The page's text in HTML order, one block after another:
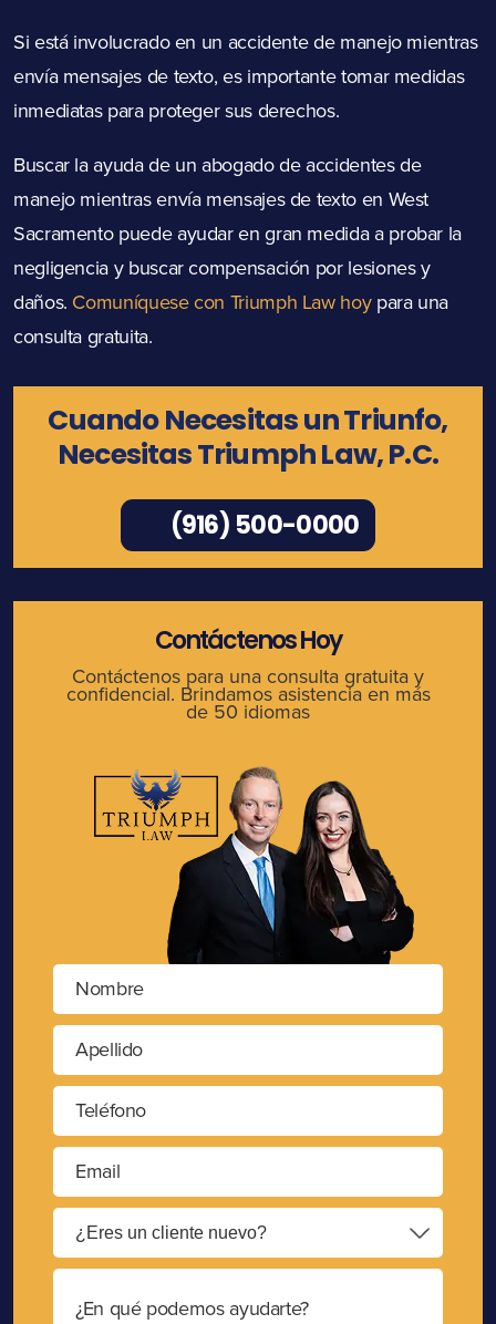
Si está involucrado en un accidente de manejo mientras
envía mensajes de texto, es importante tomar medidas
inmediatas para proteger sus derechos.
Buscar la ayuda de un abogado de accidentes de
manejo mientras envía mensajes de texto en West
Sacramento puede ayudar en gran medida a probar la
negligencia y buscar compensación por lesiones y
daños. Comuníquese con Triumph Law hoypara una
consulta gratuita.
Cuando Necesitas un Triunfo,
Necesitas Triumph Law, P.C.
(916) 500-0000
Contáctenos Hoy
Contáctenos para una consulta gratuita y
confidencial. Brindamos asistencia en más
de 50 idiomas